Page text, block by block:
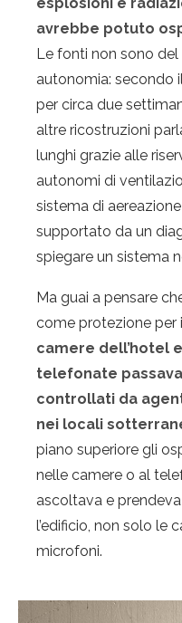
avrebbe potuto
Le fonti non sono
autonomia: secondo
per circa due
altre ricostruzioni
lunghi grazie alle
autonomi di
sistema di
supportato da un
spiegare un sistema
Ma guai a pensare
come protezione per
camere dell’hotel
telefonate
controllati da
nei locali
piano superiore gli
nelle camere o al
ascoltava e
l’edificio, non solo le
microfoni.